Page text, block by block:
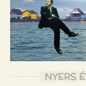
NYERS